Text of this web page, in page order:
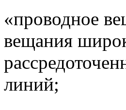
«проводное
вещания
линий;